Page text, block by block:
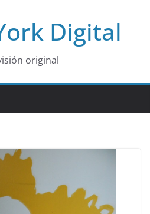
Digital
original